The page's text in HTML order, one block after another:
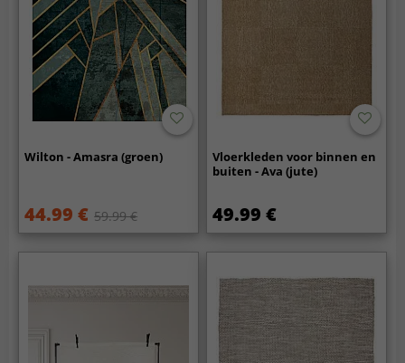
Wilton - Amasra (groen)
44.99 € 59.99 €
Vloerkleden voor binnen en
buiten - Ava (jute)
49.99 €